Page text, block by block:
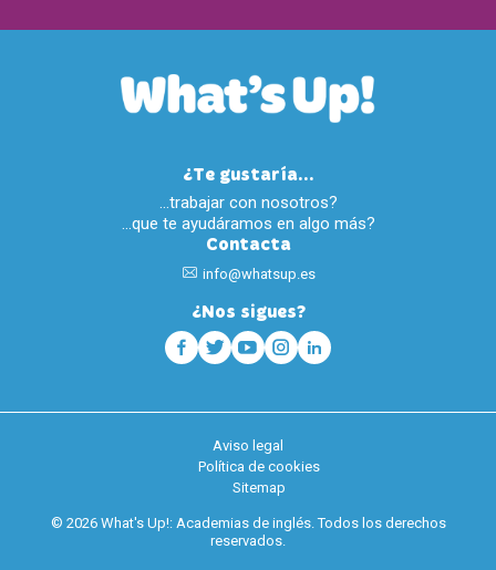
¿Te gustaría...
…trabajar con nosotros?
…que te ayudáramos en algo más?
Contacta
info@whatsup.es
¿Nos sigues?
Aviso legal
Política de cookies
Sitemap
© 2026 What's Up!: Academias de inglés. Todos los derechos
reservados.